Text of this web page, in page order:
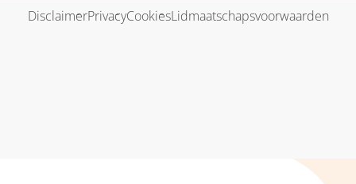
DisclaimerPrivacyCookiesLidmaatschapsvoorwaarden